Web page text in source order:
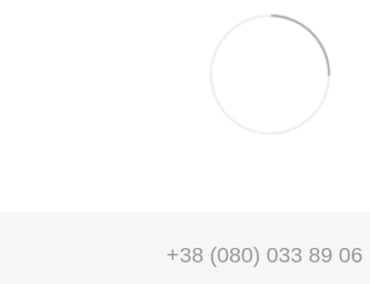
+38 (080) 033 89 06